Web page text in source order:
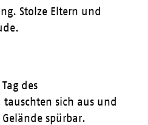
Stolze Eltern und
des
sich aus und
spürbar.